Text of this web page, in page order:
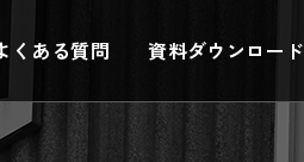
くある質問 資料ダウンロード